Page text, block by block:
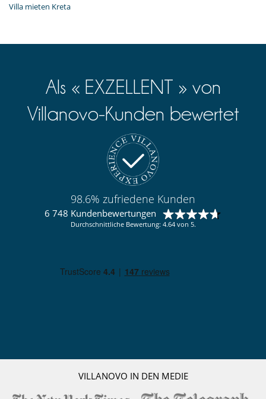
Villa mieten Kreta
Als « EXZELLENT » von
Villanovo-Kunden bewertet
98.6% zufriedene Kunden
6 748 Kundenbewertungen
Durchschnittliche Bewertung: 4.64 von 5.
VILLANOVO IN DEN MEDIE